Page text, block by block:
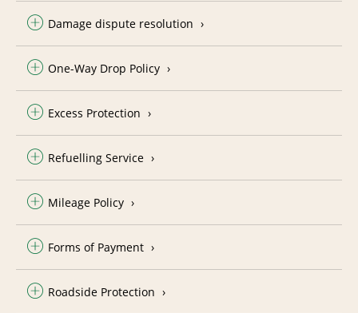
Damage dispute resolution
One-Way Drop Policy
Excess Protection
Refuelling Service
Mileage Policy
Forms of Payment
Roadside Protection